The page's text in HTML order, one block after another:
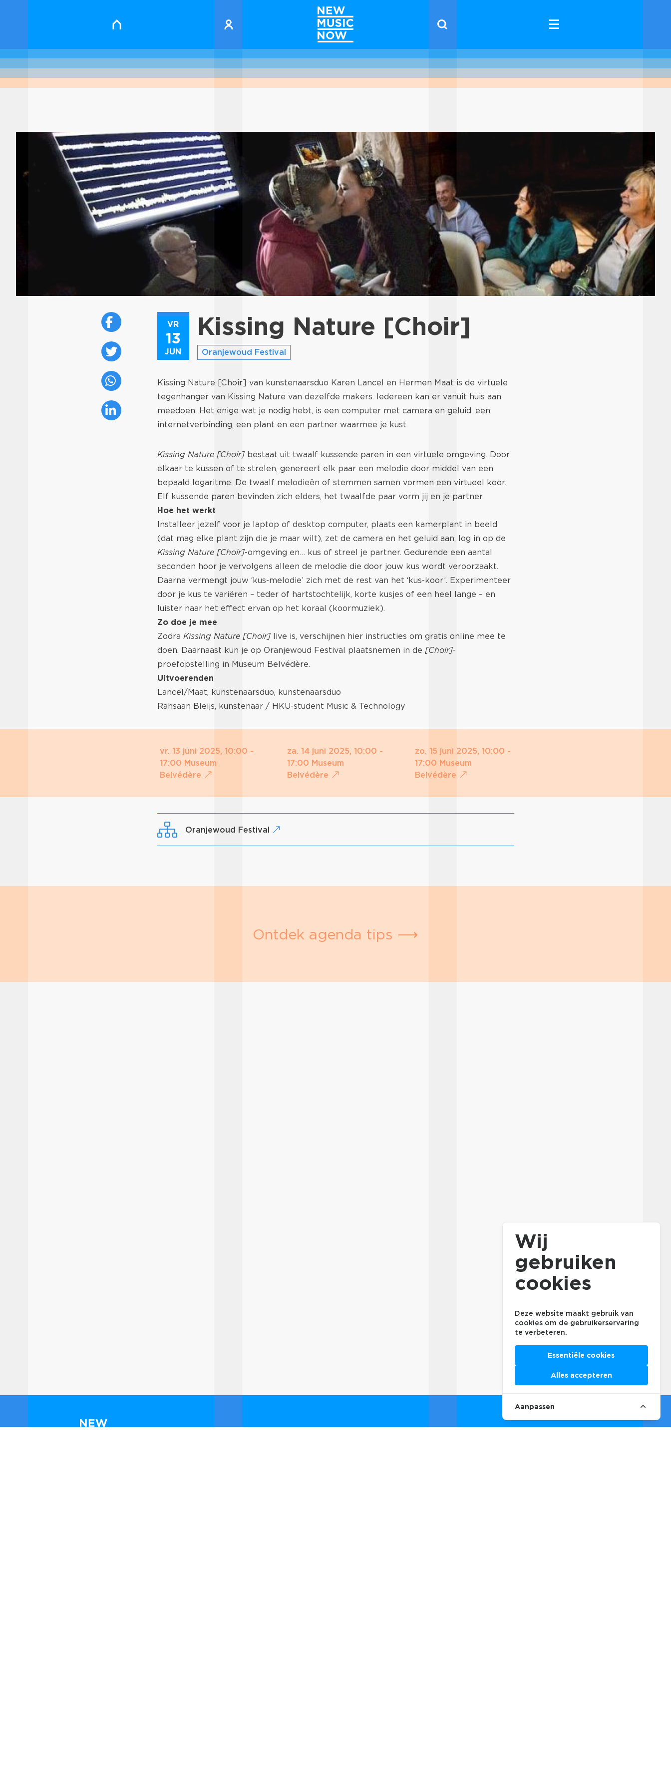
VR
13
JUN
Kissing Nature [Choir]
Oranjewoud Festival
Kissing Nature [Choir] van kunstenaarsduo Karen Lancel en Hermen Maat is de virtuele
tegenhanger van Kissing Nature van dezelfde makers. Iedereen kan er vanuit huis aan
meedoen. Het enige wat je nodig hebt, is een computer met camera en geluid, een
internetverbinding, een plant en een partner waarmee je kust.
Kissing Nature [Choir]bestaat uit twaalf kussende paren in een virtuele omgeving. Door
elkaar te kussen of te strelen, genereert elk paar een melodie door middel van een
bepaald logaritme. De twaalf melodieën of stemmen samen vormen een virtueel koor.
Elf kussende paren bevinden zich elders, het twaalfde paar vorm jij en je partner.
Hoe het werkt
Installeer jezelf voor je laptop of desktop computer, plaats een kamerplant in beeld
(dat mag elke plant zijn die je maar wilt), zet de camera en het geluid aan, log in op de
Kissing Nature [Choir]-omgeving en… kus of streel je partner. Gedurende een aantal
seconden hoor je vervolgens alleen de melodie die door jouw kus wordt veroorzaakt.
Daarna vermengt jouw ‘kus-melodie’ zich met de rest van het ‘kus-koor’. Experimenteer
door je kus te variëren – teder of hartstochtelijk, korte kusjes of een heel lange – en
luister naar het effect ervan op het koraal (koormuziek).
Zo doe je mee
Zodra Kissing Nature [Choir]live is, verschijnen hier instructies om gratis online mee te
doen. Daarnaast kun je op Oranjewoud Festival plaatsnemen in de [Choir]-
proefopstelling in Museum Belvédère.
Uitvoerenden
Lancel/Maat, kunstenaarsduo, kunstenaarsduo
Rahsaan Bleijs, kunstenaar / HKU-student Music & Technology
vr. 13 juni 2025, 10:00 -
17:00 Museum
Belvédère
za. 14 juni 2025, 10:00 -
17:00 Museum
Belvédère
zo. 15 juni 2025, 10:00 -
17:00 Museum
Belvédère
Oranjewoud Festival
Ontdek agenda tips ⟶
Wij
gebruiken
cookies
Deze website maakt gebruik van
cookies om de gebruikerservaring
te verbeteren.
Essentiële cookies
Alles accepteren
Aanpassen